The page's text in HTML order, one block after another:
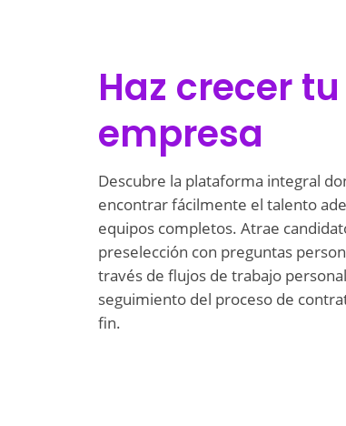
Haz crecer tu
empresa
Descubre la plataforma integral
encontrar fácilmente el talento
equipos completos. Atrae
preselección con preguntas
través de flujos de trabajo
seguimiento del proceso de
fin.